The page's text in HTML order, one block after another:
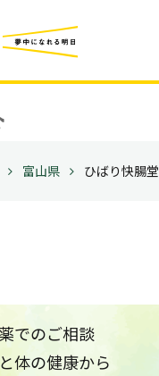
富山県 ひばり快腸堂
でのご相談
体の健康から